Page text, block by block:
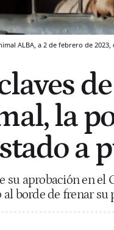
ALBA, a 2 de febrero de 2023,
la
a
su aprobación en el
al borde de frenar su